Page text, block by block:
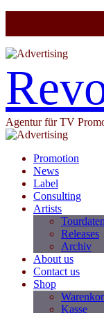
Agentur für TV
Promotion
News
Label
Consulting
Artists
Tourdaten
Releases
Archiv
About us
Contact us
Shop
Kasse